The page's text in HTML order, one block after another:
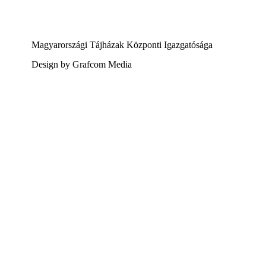
Magyarországi Tájházak Központi Igazgatósága
Design by Grafcom Media